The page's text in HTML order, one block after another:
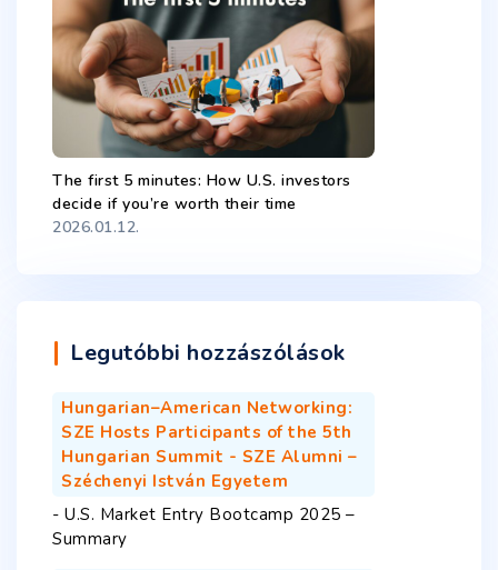
The first 5 minutes: How U.S. investors
decide if you’re worth their time
2026.01.12.
Legutóbbi hozzászólások
Hungarian–American Networking:
SZE Hosts Participants of the 5th
Hungarian Summit - SZE Alumni –
Széchenyi István Egyetem
- U.S. Market Entry Bootcamp 2025 –
Summary